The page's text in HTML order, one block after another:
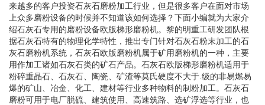
来越多的客户投资石灰石磨粉加工行业，但是很多客户在面对市场
上众多磨粉设备的时候并不知道该如何选择？下面小编就为大家介
绍石灰石专用的磨粉设备欧版梯形磨粉机。黎的明重工研发团队根
据石灰石特有的物理化学特性，推出专门针对石灰石粉末加工的石
灰石磨粉机系统，石灰石欧版磨粉机属于矿用磨粉机的一种，主要
用作加工诸如石灰石类的矿石产品。石灰石欧版梯形磨粉机适用于
粉碎重晶石、石灰石、陶瓷、矿渣等莫氏硬度不大于.级的非易燃易
爆的矿山、冶金、化工、建材等行业多种物料的制粉加工。石灰石
磨粉可用于电厂脱硫、建筑使用、高速筑路、选矿浮选等行业，也